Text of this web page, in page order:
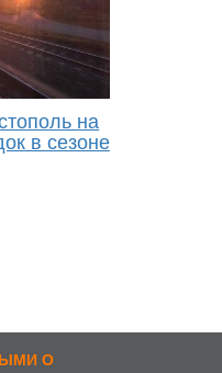
на
в сезоне
О